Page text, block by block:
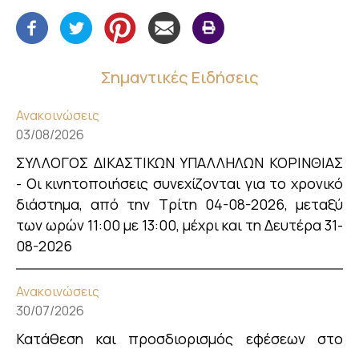
Σημαντικές Ειδήσεις
Ανακοινώσεις
03/08/2026
ΣΥΛΛΟΓΟΣ ΔΙΚΑΣΤΙΚΩΝ ΥΠΑΛΛΗΛΩΝ ΚΟΡΙΝΘΙΑΣ
- Οι κινητοποιήσεις συνεχίζονται για το χρονικό
διάστημα, από την Τρίτη 04-08-2026, μεταξύ
των ωρών 11:00 με 13:00, μέχρι και τη Δευτέρα 31-
08-2026
Ανακοινώσεις
30/07/2026
Κατάθεση και προσδιορισμός εφέσεων στο